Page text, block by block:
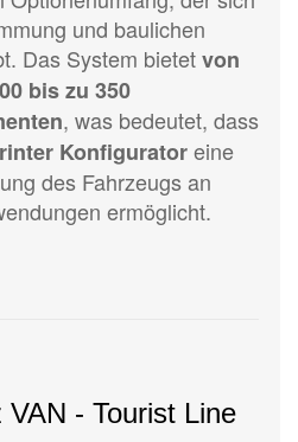
und baulichen
Das System bietetvon
bis zu 350
, was bedeutet, dass
Konfiguratoreine
des Fahrzeugs an
ermöglicht.
- Tourist Line